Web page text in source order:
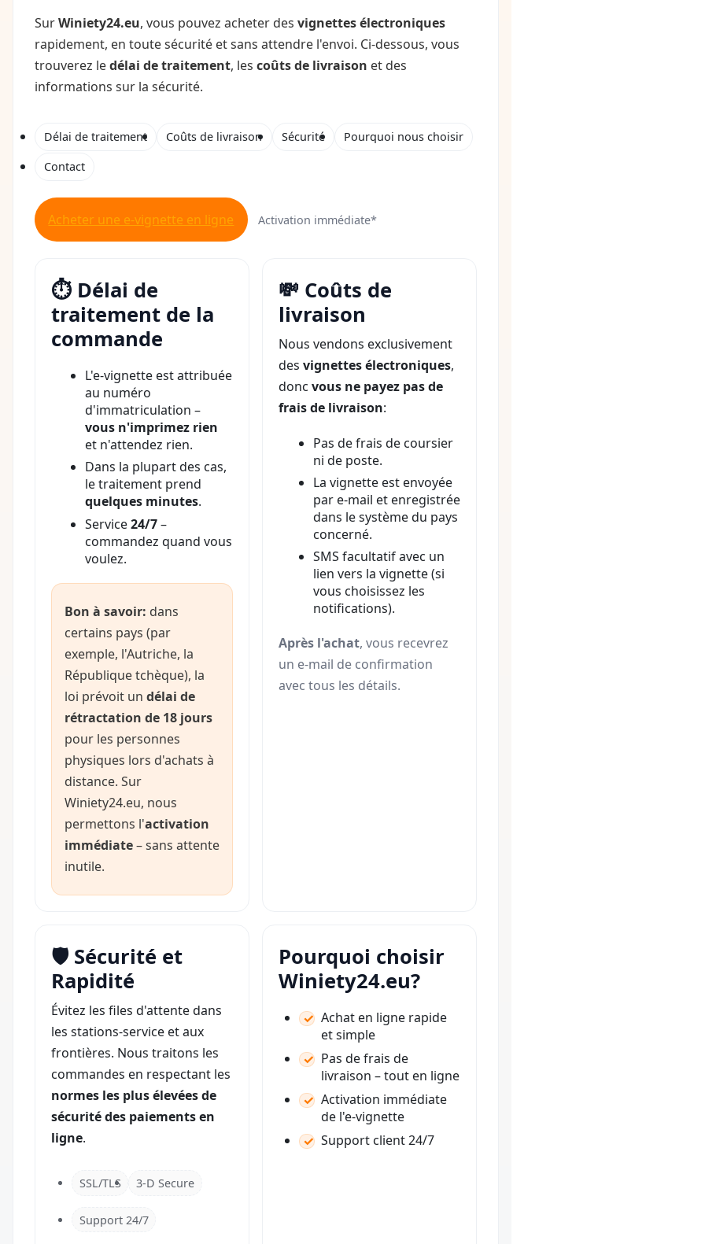
SurWiniety24.eu, vous pouvez acheter des vignettes électroniques
rapidement, en toute sécurité et sans attendre l'envoi. Ci-dessous, vous
trouverez ledélai de traitement, les coûts de livraison et des
informations sur la sécurité.
Délai de traitement Coûts de livraison Sécurité
Pourquoi nous choisir
Contact
Acheter une e-vignette en ligne Activation immédiate*
⏱️ Délai de
traitement de la
commande
L'e-vignette est attribuée
au numéro
d'immatriculation –
vous n'imprimez rien
et n'attendez rien.
Dans la plupart des cas,
le traitement prend
quelques minutes.
Service24/7–
commandez quand vous
voulez.
Bon à savoir: dans
certains pays (par
exemple, l'Autriche, la
République tchèque), la
loi prévoit un délai de
rétractation de 18 jours
pour les personnes
physiques lors d'achats à
distance. Sur
Winiety24.eu, nous
permettons l'activation
immédiate– sans attente
inutile.
💸 Coûts de
livraison
Nous vendons exclusivement
des vignettes électroniques,
donc vous ne payez pas de
frais de livraison:
Pas de frais de coursier
ni de poste.
La vignette est envoyée
par e-mail et enregistrée
dans le système du pays
concerné.
SMS facultatif avec un
lien vers la vignette (si
vous choisissez les
notifications).
Après l'achat, vous recevrez
un e-mail de confirmation
avec tous les détails.
🛡️ Sécurité et
Rapidité
Évitez les files d'attente dans
les stations-service et aux
frontières. Nous traitons les
commandes en respectant les
normes les plus élevées de
sécurité des paiements en
ligne.
SSL/TLS 3-D Secure
Support 24/7
Pourquoi choisir
Winiety24.eu?
Achat en ligne rapide
et simple
Pas de frais de
livraison – tout en ligne
Activation immédiate
de l'e-vignette
Support client 24/7